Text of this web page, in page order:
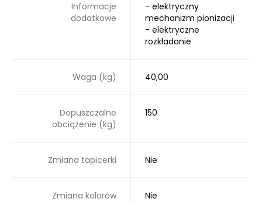
Informacje
dodatkowe
- elektryczny
mechanizm pionizacji
- elektryczne
rozkładanie
Waga (kg) 40,00
Dopuszczalne
obciążenie (kg)
150
Zmiana tapicerki Nie
Zmiana kolorów Nie